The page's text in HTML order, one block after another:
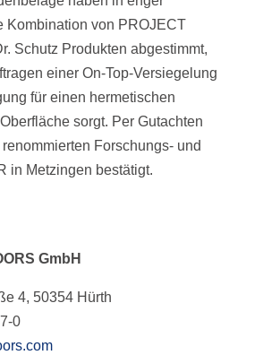
Kombination von PROJECT
Schutz Produkten abgestimmt,
einer On-Top-Versiegelung
für einen hermetischen
sorgt. Per Gutachten
Forschungs- und
in Metzingen bestätigt.
GmbH
4, 50354 Hürth
0